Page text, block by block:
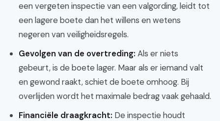
een vergeten inspectie van een valgording, leidt tot
een lagere boete dan het willens en wetens
negeren van veiligheidsregels.
Gevolgen van de overtreding: Als er niets
gebeurt, is de boete lager. Maar als er iemand valt
en gewond raakt, schiet de boete omhoog. Bij
overlijden wordt het maximale bedrag vaak gehaald.
Financiële draagkracht: De inspectie houdt